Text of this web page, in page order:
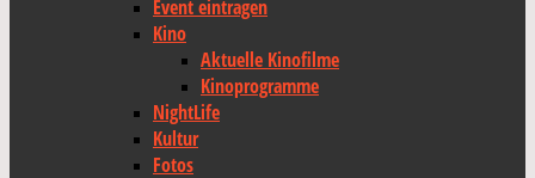
Event eintragen
Kino
Aktuelle Kinofilme
Kinoprogramme
NightLife
Kultur
Fotos